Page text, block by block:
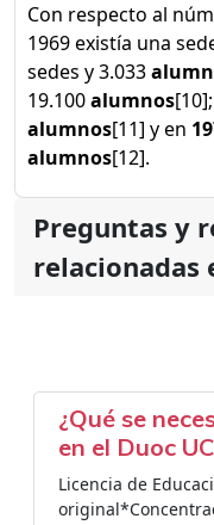
Con respecto al
1969 existía una
sedes y 3.033
19.100alumnos
alumnos[11] y en
alumnos[12].
Preguntas y
relacionadas
¿Qué se
en el Duoc
Licencia de